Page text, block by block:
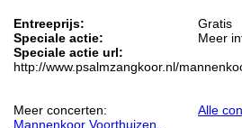
Entreeprijs:
Gratis
Speciale actie:
Meer
Speciale actie url:
http://www.psalmzangkoor.nl/
Meer concerten:
Alle
Mannenkoor Voorthuizen.